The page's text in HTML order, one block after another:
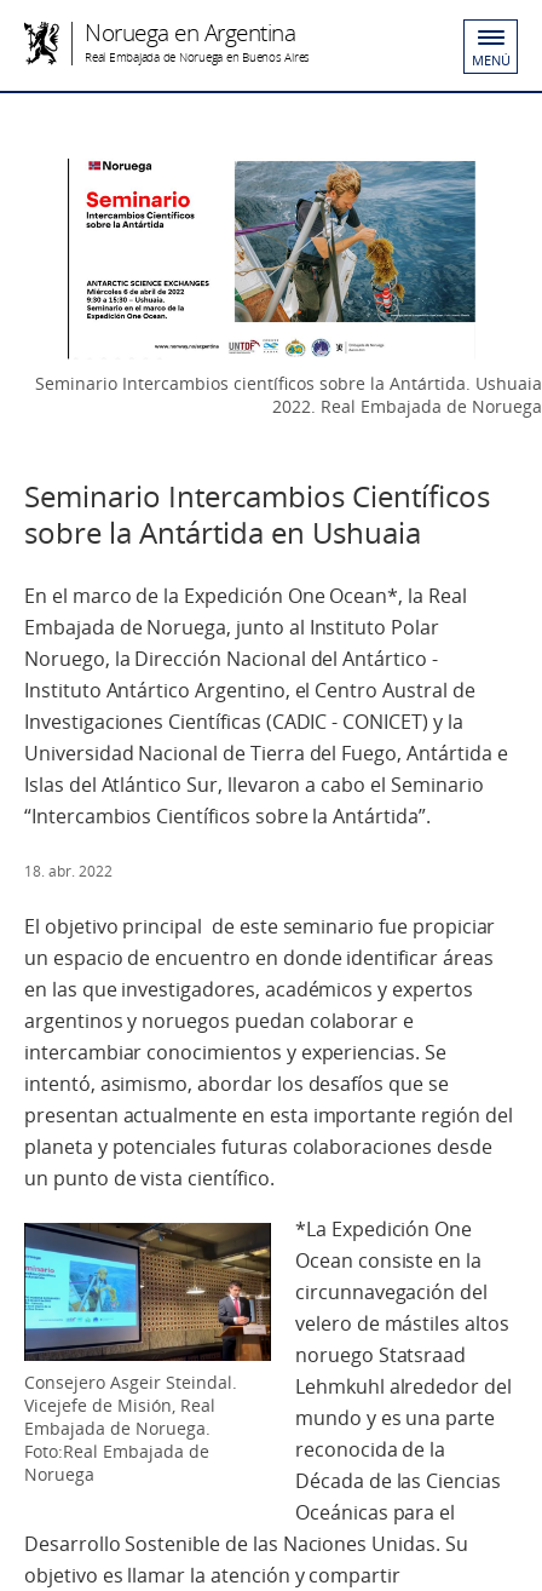
Noruega en Argentina
Real Embajada de Noruega en Buenos Aires MENÚ
Seminario Intercambios científicos sobre la Antártida. Ushuaia
2022. Real Embajada de Noruega
Seminario Intercambios Científicos
sobre la Antártida en Ushuaia
En el marco de la Expedición One Ocean*, la Real
Embajada de Noruega, junto al Instituto Polar
Noruego, la Dirección Nacional del Antártico -
Instituto Antártico Argentino, el Centro Austral de
Investigaciones Científicas (CADIC - CONICET) y la
Universidad Nacional de Tierra del Fuego, Antártida e
Islas del Atlántico Sur, llevaron a cabo el Seminario
“Intercambios Científicos sobre la Antártida”.
18. abr. 2022
El objetivo principal de este seminario fue propiciar
un espacio de encuentro en donde identificar áreas
en las que investigadores, académicos y expertos
argentinos y noruegos puedan colaborar e
intercambiar conocimientos y experiencias. Se
intentó, asimismo, abordar los desafíos que se
presentan actualmente en esta importante región del
planeta y potenciales futuras colaboraciones desde
un punto de vista científico.
Consejero Asgeir Steindal.
Vicejefe de Misión, Real
Embajada de Noruega.
Foto:Real Embajada de
Noruega
*La Expedición One
Ocean consiste en la
circunnavegación del
velero de mástiles altos
noruego Statsraad
Lehmkuhl alrededor del
mundo y es una parte
reconocida de la
Década de las Ciencias
Oceánicas para el
Desarrollo Sostenible de las Naciones Unidas. Su
objetivo es llamar la atención y compartir